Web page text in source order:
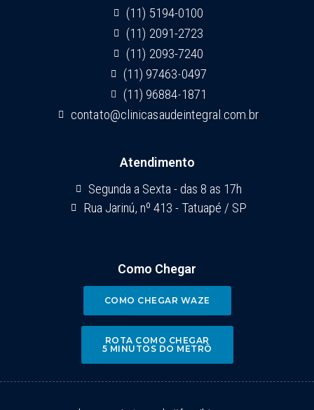
(11) 5194-0100
(11) 2091-2723
(11) 2093-7240
(11) 97463-0497
(11) 96884-1871
contato@clinicasaudeintegral.com.br
Atendimento
Segunda a Sexta - das 8 as 17h
Rua Jarinú, nº 413 - Tatuapé / SP
Como Chegar
COMO CHEGAR WAZE
ROTA COMO CHEGAR
5 MINUTOS DO METRÔ